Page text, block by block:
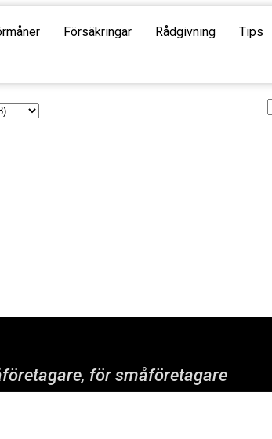
Försäkringar Rådgivning Tips
för småföretagare